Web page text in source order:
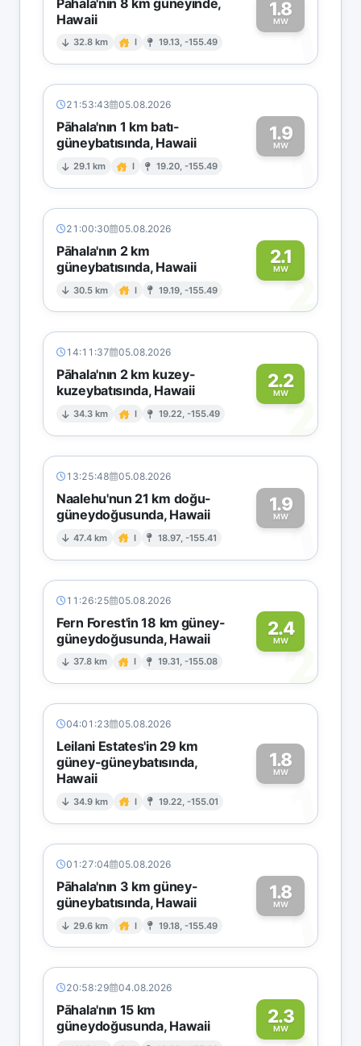
Hawaii
32.8 km I 19.13, -155.49
1.8
MW1
21:53:43 05.08.2026
Pāhala'nın 1 km batı-
güneybatısında, Hawaii
29.1 km I 19.20, -155.49
1.9
MW1
21:00:30 05.08.2026
Pāhala'nın 2 km
güneybatısında, Hawaii
30.5 km I 19.19, -155.49
2.1
MW2
14:11:37 05.08.2026
Pāhala'nın 2 km kuzey-
kuzeybatısında, Hawaii
34.3 km I 19.22, -155.49
2.2
MW2
13:25:48 05.08.2026
Naalehu'nun 21 km doğu-
güneydoğusunda, Hawaii
47.4 km I 18.97, -155.41
1.9
MW1
11:26:25 05.08.2026
Fern Forest'in 18 km güney-
güneydoğusunda, Hawaii
37.8 km I 19.31, -155.08
2.4
MW2
04:01:23 05.08.2026
Leilani Estates'in 29 km
güney-güneybatısında,
Hawaii
34.9 km I 19.22, -155.01
1.8
MW
1
01:27:04 05.08.2026
Pāhala'nın 3 km güney-
güneybatısında, Hawaii
29.6 km I 19.18, -155.49
1.8
MW1
20:58:29 04.08.2026
Pāhala'nın 15 km
güneydoğusunda, Hawaii
2.3
MW